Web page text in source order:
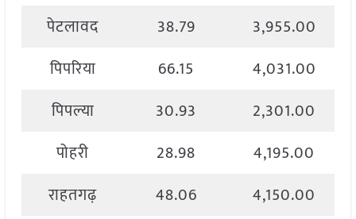
पेटलावद
38.79
3,955.00
पिपरिया
66.15
4,031.00
पिपल्या
30.93
2,301.00
पोहरी
28.98
4,195.00
राहतगढ़
48.06
4,150.00